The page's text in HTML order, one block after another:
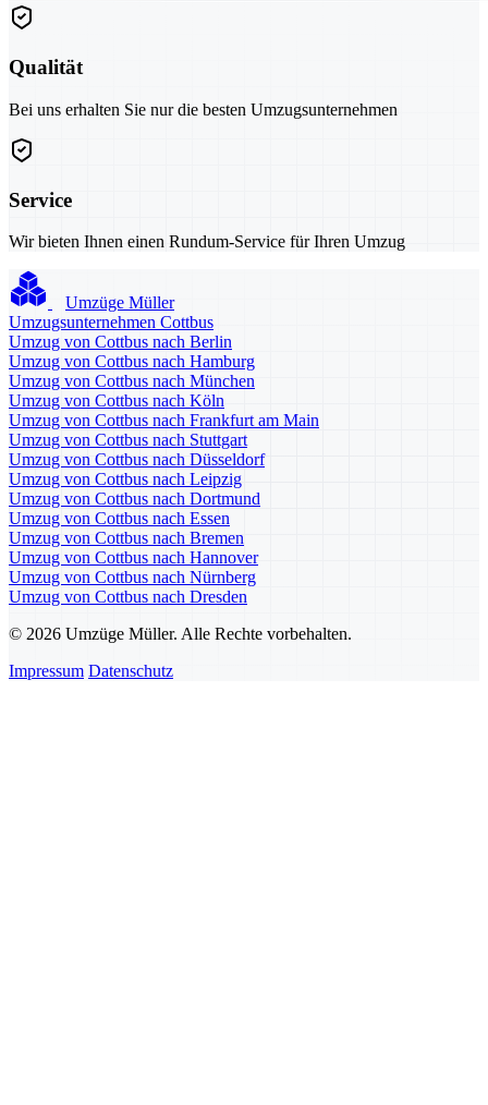
Qualität
Bei uns erhalten Sie nur die besten Umzugsunternehmen
Service
Wir bieten Ihnen einen Rundum-Service für Ihren Umzug
Umzüge Müller
Umzugsunternehmen Cottbus
Umzug von Cottbus nach Berlin
Umzug von Cottbus nach Hamburg
Umzug von Cottbus nach München
Umzug von Cottbus nach Köln
Umzug von Cottbus nach Frankfurt am Main
Umzug von Cottbus nach Stuttgart
Umzug von Cottbus nach Düsseldorf
Umzug von Cottbus nach Leipzig
Umzug von Cottbus nach Dortmund
Umzug von Cottbus nach Essen
Umzug von Cottbus nach Bremen
Umzug von Cottbus nach Hannover
Umzug von Cottbus nach Nürnberg
Umzug von Cottbus nach Dresden
© 2026 Umzüge Müller. Alle Rechte vorbehalten.
Impressum Datenschutz